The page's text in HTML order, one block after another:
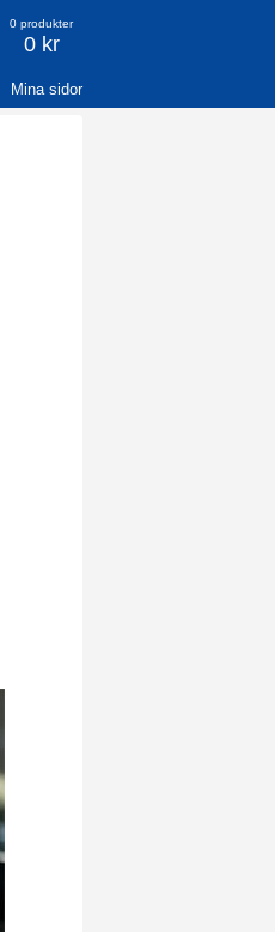
0 produkter
0 kr
Mina sidor